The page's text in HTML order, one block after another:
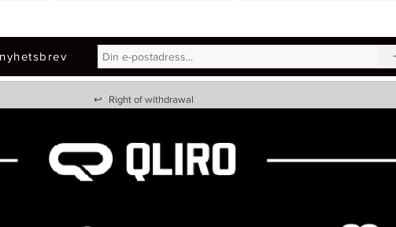
↩ Right of withdrawal